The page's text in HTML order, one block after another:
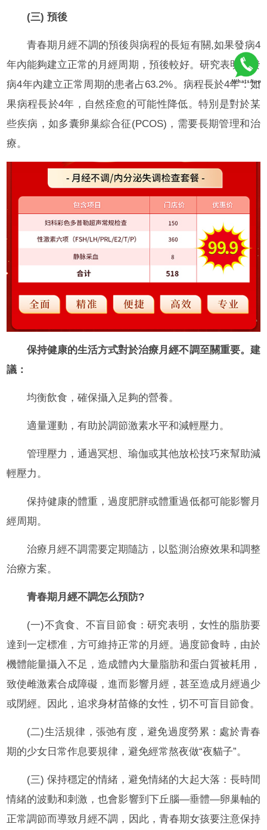
(三) 預後
青春期月經不調的預後與病程的長短有關,如果發病4
年內能夠建立正常的月經周期，預後較好。研究表明，發
病4年內建立正常周期的患者占63.2%。病程長於4年：如
果病程長於4年，自然痊愈的可能性降低。特別是對於某
些疾病，如多囊卵巢綜合征(PCOS)，需要長期管理和治
療。
保持健康的生活方式對於治療月經不調至關重要。建
議：
均衡飲食，確保攝入足夠的營養。
適量運動，有助於調節激素水平和減輕壓力。
管理壓力，通過冥想、瑜伽或其他放松技巧來幫助減
輕壓力。
保持健康的體重，過度肥胖或體重過低都可能影響月
經周期。
治療月經不調需要定期隨訪，以監測治療效果和調整
治療方案。
青春期月經不調怎么預防?
(一)不貪食、不盲目節食：研究表明，女性的脂肪要
達到一定標准，方可維持正常的月經。過度節食時，由於
機體能量攝入不足，造成體內大量脂肪和蛋白質被耗用，
致使雌激素合成障礙，進而影響月經，甚至造成月經過少
或閉經。因此，追求身材苗條的女性，切不可盲目節食。
(二)生活規律，張弛有度，避免過度勞累：處於青春
期的少女日常作息要規律，避免經常熬夜做“夜貓子”。
(三) 保持穩定的情緒，避免情緒的大起大落：長時間
情緒的波動和刺激，也會影響到下丘腦—垂體—卵巢軸的
正常調節而導致月經不調，因此，青春期女孩要注意保持